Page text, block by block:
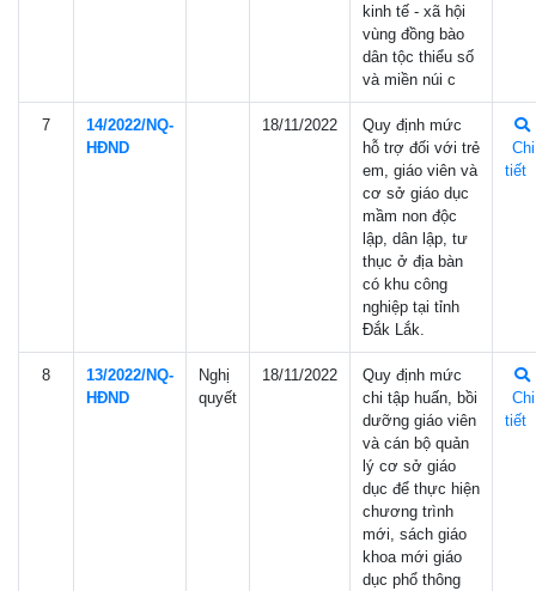
kinh tế - xã hội
vùng đồng bào
dân tộc thiểu số
và miền núi c
7
14/2022/NQ-
HÐND
18/11/2022
Quy định mức
hỗ trợ đối với trẻ
em, giáo viên và
cơ sở giáo dục
mầm non độc
lập, dân lập, tư
thục ở địa bàn
có khu công
nghiệp tại tỉnh
Đắk Lắk.
Chi
tiết
8
13/2022/NQ-
HÐND
Nghị
quyết
18/11/2022
Quy định mức
chi tập huấn, bồi
dưỡng giáo viên
và cán bộ quản
lý cơ sở giáo
dục để thực hiện
chương trình
mới, sách giáo
khoa mới giáo
dục phổ thông
Chi
tiết